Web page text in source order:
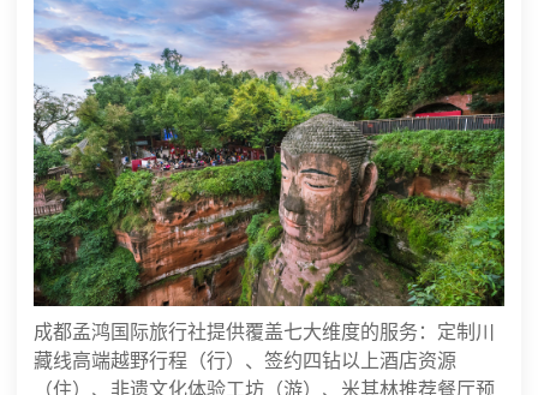
成都孟鸿国际旅行社提供覆盖七大维度的服务：定制川
藏线高端越野行程（行）、签约四钻以上酒店资源
（住）、非遗文化体验工坊（游）、米其林推荐餐厅预